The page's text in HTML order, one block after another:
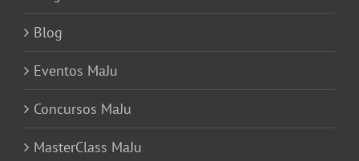
Blog
Eventos MaJu
Concursos MaJu
MasterClass MaJu